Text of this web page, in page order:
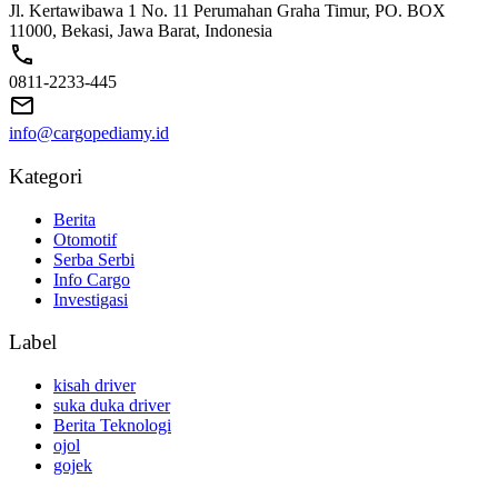
Jl. Kertawibawa 1 No. 11 Perumahan Graha Timur, PO. BOX
11000, Bekasi, Jawa Barat, Indonesia
0811-2233-445
info@cargopediamy.id
Kategori
Berita
Otomotif
Serba Serbi
Info Cargo
Investigasi
Label
kisah driver
suka duka driver
Berita Teknologi
ojol
gojek